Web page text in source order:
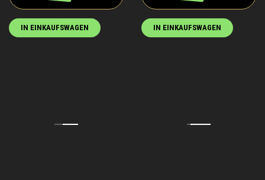
IN EINKAUFSWAGEN IN EINKAUFSWAGEN